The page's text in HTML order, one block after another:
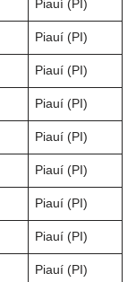
Piauí (PI)
Piauí (PI)
Piauí (PI)
Piauí (PI)
Piauí (PI)
Piauí (PI)
Piauí (PI)
Piauí (PI)
Piauí (PI)